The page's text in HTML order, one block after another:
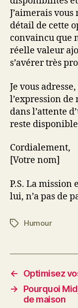
J’aimerais
détail de cette
convaincu que
réelle valeur
s’avérer très
Je vous
l’expression
dans l’attente
reste
Cordialement,
[Votre nom]
P.S. La mission
lui, n’a pas de
Étiquettes
Humour
←
Optimisez
→
Pourquoi
de maison